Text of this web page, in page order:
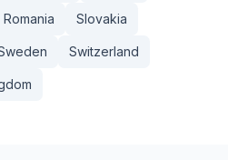
Romania Slovakia
Switzerland